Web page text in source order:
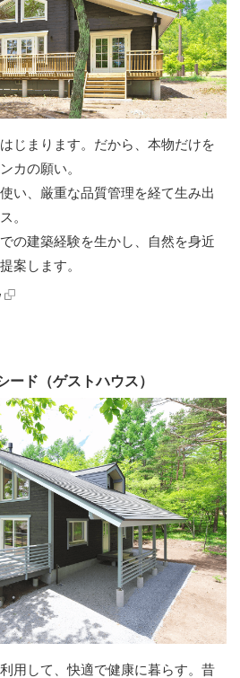
じまります。だから、本物だけを
カの願い。
い、厳重な品質管理を経て生み出
。
の建築経験を生かし、自然を身近
案します。
ード（ゲストハウス）
用して、快適で健康に暮らす。昔